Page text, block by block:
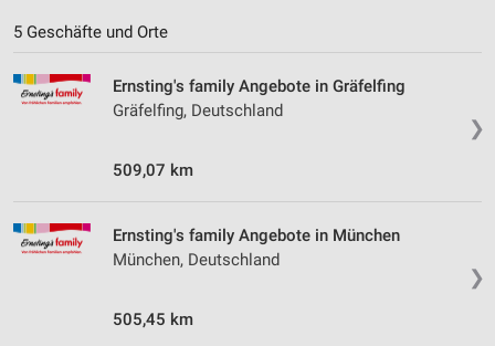
5 Geschäfte und Orte
❯
Ernsting's family Angebote in Gräfelfing
Gräfelfing, Deutschland
509,07 km
❯
Ernsting's family Angebote in München
München, Deutschland
505,45 km